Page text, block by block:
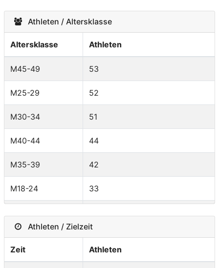
United States 10
Belgium 10
NEU 5
Portugal 5
Slovakia 5
Mexico 5
Australia 5
South Africa 5
Poland 4
Brazil 4
Athleten / Altersklasse
Altersklasse Athleten
M45-49 53
M25-29 52
M30-34 51
M40-44 44
M35-39 42
M18-24 33
MPRO 23
M55-59 17
Athleten / Zielzeit
Zeit Athleten